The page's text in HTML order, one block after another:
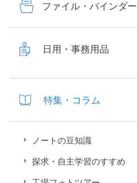
ファイル・バインダー
日用・事務用品
特集・コラム
ノートの豆知識
探求・自主学習のすすめ